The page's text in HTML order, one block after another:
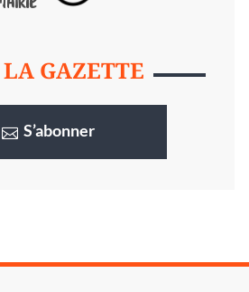
LA GAZETTE
S’abonner